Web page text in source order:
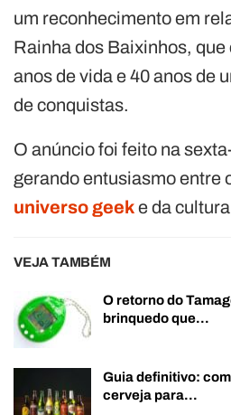
um reconhecimento em
Rainha dos Baixinhos, que
anos de vida e 40 anos de
de conquistas.
O anúncio foi feito na
gerando entusiasmo entre
universo geeke da
VEJA TAMBÉM
O retorno do
brinquedo que…
Guia definitivo:
cerveja para…